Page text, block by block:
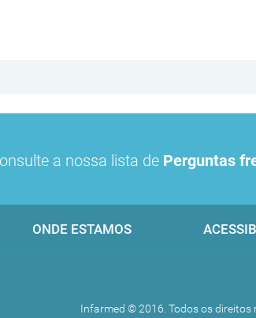
a nossa lista de Perguntas
ONDE ESTAMOS
Infarmed © 2016. Todos os direitos